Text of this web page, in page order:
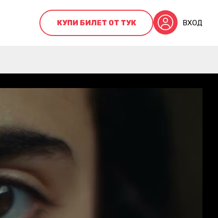
КУПИ БИЛЕТ ОТ ТУК ВХОД